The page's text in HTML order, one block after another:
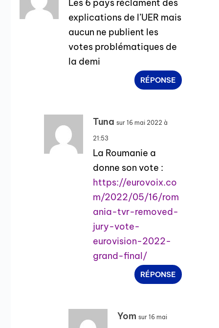
Les 6 pays réclament des
explications de l’UER mais
aucun ne publient les
votes problématiques de
la demi
RÉPONSE
Tuna sur 16 mai 2022 à
21:53
La Roumanie a
donne son vote :
https://eurovoix.co
m/2022/05/16/rom
ania-tvr-removed-
jury-vote-
eurovision-2022-
grand-final/
RÉPONSE
Yom sur 16 mai